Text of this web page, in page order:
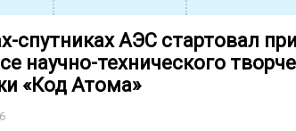
спутниках АЭС стартовал
научно-технического
«Код Атома»